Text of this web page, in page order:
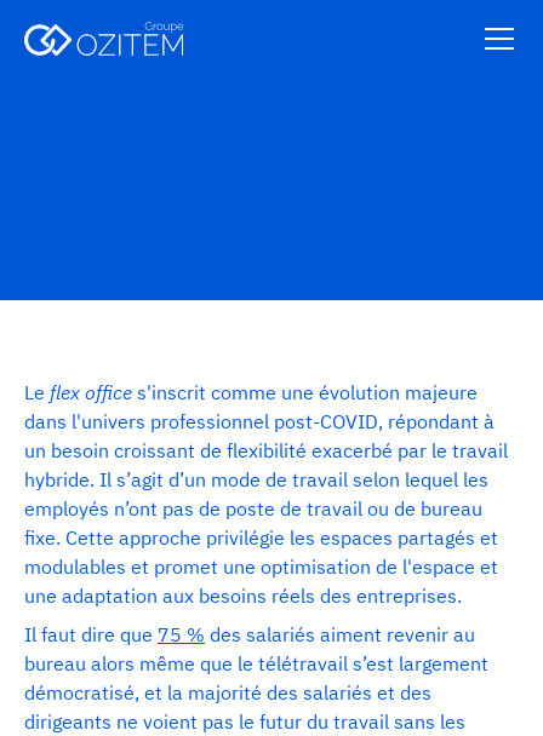
Le flex office s'inscrit comme une évolution majeure
dans l'univers professionnel post-COVID, répondant à
un besoin croissant de flexibilité exacerbé par le travail
hybride. Il s’agit d’un mode de travail selon lequel les
employés n’ont pas de poste de travail ou de bureau
fixe. Cette approche privilégie les espaces partagés et
modulables et promet une optimisation de l'espace et
une adaptation aux besoins réels des entreprises.
Il faut dire que 75 % des salariés aiment revenir au
bureau alors même que le télétravail s’est largement
démocratisé, et la majorité des salariés et des
dirigeants ne voient pas le futur du travail sans les